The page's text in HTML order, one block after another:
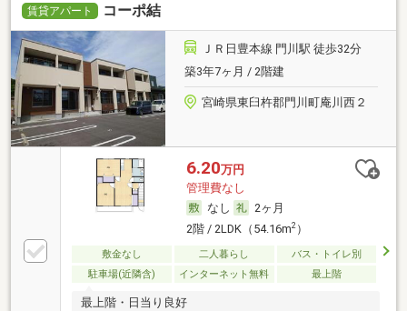
賃貸アパート コーポ結
ＪＲ日豊本線 門川駅 徒歩32分
築3年7ヶ月 / 2階建
宮崎県東臼杵郡門川町庵川西２
6.20万円
管理費なし
なし
2ヶ月
2階 / 2LDK（54.16m2）
敷金なし 二人暮らし
バス・トイレ別
駐車場(近隣含)
インターネット無料 最上階
最上階・日当り良好